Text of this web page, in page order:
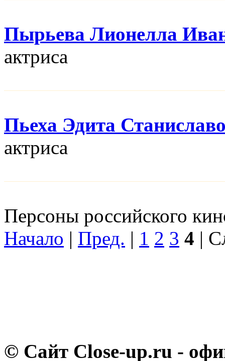
Пырьева Лионелла
актриса
Пьеха Эдита
актриса
Персоны российского
Начало | Пред. | 1 2 3 4 |
© Сайт Close-up.ru -